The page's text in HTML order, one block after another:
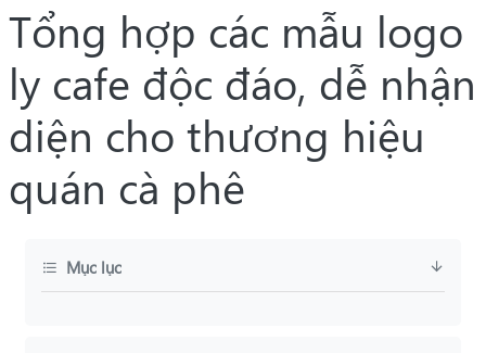
Tổng hợp các mẫu logo
ly cafe độc đáo, dễ nhận
diện cho thương hiệu
quán cà phê
Mục lục